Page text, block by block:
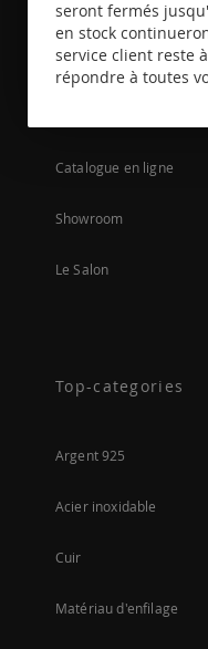
Contact
Catalogue en ligne
Showroom
Le Salon
Top-categories
Argent 925
Acier inoxidable
Cuir
Matériau d'enfilage
seront fermés
en stock
service client reste
répondre à toutes